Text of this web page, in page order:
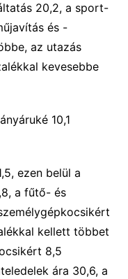
20,2, a sport-
és -
az utazás
kevesebbe
10,1
ezen belül a
a fűtő- és
kellett többet
8,5
ára 30,6, a